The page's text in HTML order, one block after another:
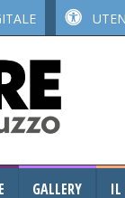
GALLERY IL